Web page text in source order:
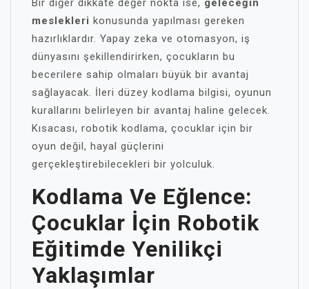
Bir diğer dikkate değer nokta ise, geleceğin
meslekleri konusunda yapılması gereken
hazırlıklardır. Yapay zeka ve otomasyon, iş
dünyasını şekillendirirken, çocukların bu
becerilere sahip olmaları büyük bir avantaj
sağlayacak. İleri düzey kodlama bilgisi, oyunun
kurallarını belirleyen bir avantaj haline gelecek.
Kısacası, robotik kodlama, çocuklar için bir
oyun değil, hayal güçlerini
gerçekleştirebilecekleri bir yolculuk.
Kodlama Ve Eğlence:
Çocuklar İçin Robotik
Eğitimde Yenilikçi
Yaklaşımlar